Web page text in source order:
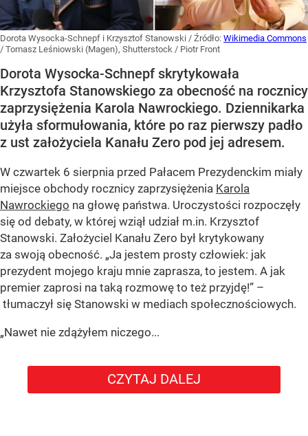
Dorota Wysocka-Schnepf i Krzysztof Stanowski / Źródło: Wikimedia Commons
/ Tomasz Leśniowski (Magen), Shutterstock / Piotr Front
Dorota Wysocka-Schnepf skrytykowała
Krzysztofa Stanowskiego za obecność na rocznicy
zaprzysiężenia Karola Nawrockiego. Dziennikarka
użyła sformułowania, które po raz pierwszy padło
z ust założyciela Kanału Zero pod jej adresem.
W czwartek 6 sierpnia przed Pałacem Prezydenckim miały
miejsce obchody rocznicy zaprzysiężenia Karola
Nawrockiego na głowę państwa. Uroczystości rozpoczęły
się od debaty, w której wziął udział m.in. Krzysztof
Stanowski. Założyciel Kanału Zero był krytykowany
za swoją obecność. „Ja jestem prosty człowiek: jak
prezydent mojego kraju mnie zaprasza, to jestem. A jak
premier zaprosi na taką rozmowę to też przyjdę!” –
tłumaczył się Stanowski w mediach społecznościowych.
„Nawet nie zdążyłem niczego...
CZYTAJ DALEJ